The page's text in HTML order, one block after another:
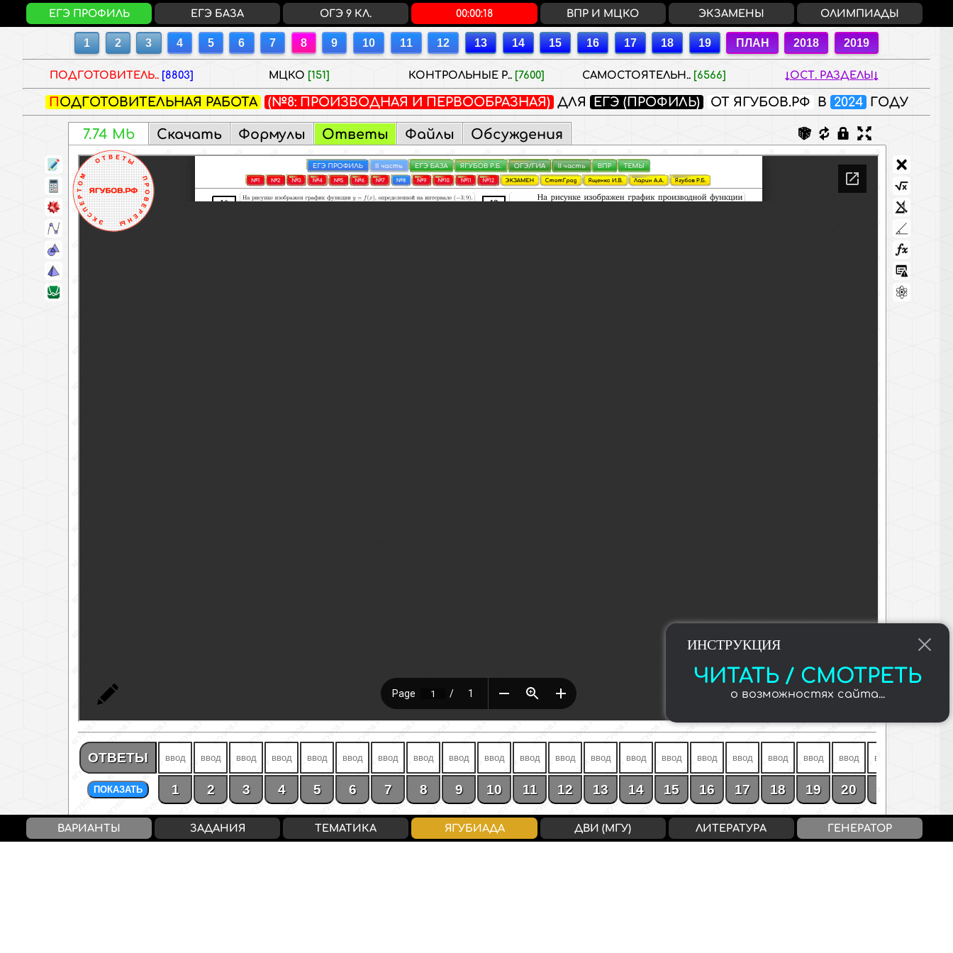
ИНСТРУКЦИЯ
о возможностях сайта...
ПОДГОТОВИТЕЛЬ.. [8803] МЦКО [151] КОНТРОЛЬНЫЕ Р.. [7600] САМОСТОЯТЕЛЬН.. [6566] ОСТ. РАЗДЕЛЫ
ПОДГОТОВИТЕЛЬНАЯ РАБОТА (№8: ПРОИЗВОДНАЯ И ПЕРВООБРАЗНАЯ) ДЛЯ ЕГЭ (ПРОФИЛЬ) ОТ ЯГУБОВ.РФ В 2024 ГОДУ
4YG50 Скачать Формулы Ответы Файлы Обсуждения
ОТВЕТЫ
ПОКАЗАТЬ 1 2 3 4 5 6 7 8 9 10 11 12 13 14 15 16 17 18 19 20
ЕГЭ ПРОФИЛЬ ЕГЭ БАЗА ОГЭ 9 КЛ. 00:00:19 ВПР И МЦКО ЭКЗАМЕНЫ ОЛИМПИАДЫ
ВАРИАНТЫ ЗАДАНИЯ ТЕМАТИКА ЯГУБИАДА ДВИ (МГУ) ЛИТЕРАТУРА ГЕНЕРАТОР